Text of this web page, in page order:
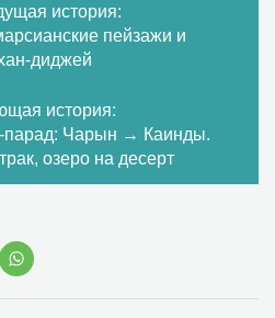
история:
пейзажи и
история:
парад: Чарын → Каинды.
озеро на десерт